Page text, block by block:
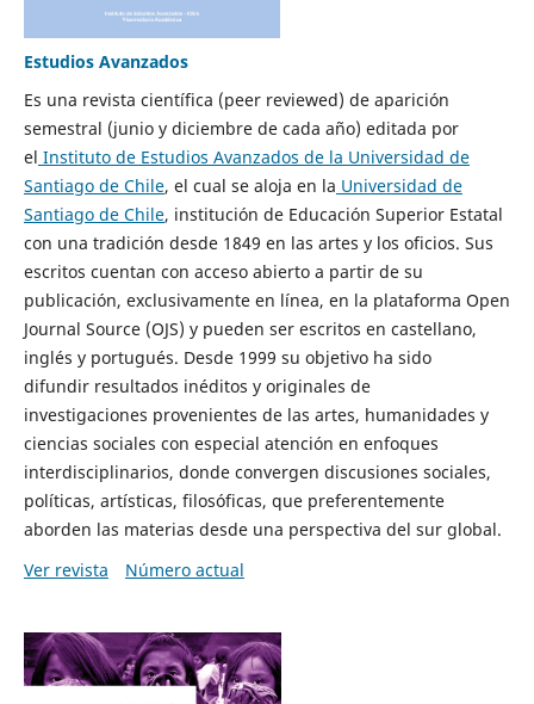
Estudios Avanzados
Es una revista científica (peer reviewed) de aparición
semestral (junio y diciembre de cada año) editada por
el Instituto de Estudios Avanzados de la Universidad de
Santiago de Chile, el cual se aloja en la Universidad de
Santiago de Chile, institución de Educación Superior Estatal
con una tradición desde 1849 en las artes y los oficios. Sus
escritos cuentan con acceso abierto a partir de su
publicación, exclusivamente en línea, en la plataforma Open
Journal Source (OJS) y pueden ser escritos en castellano,
inglés y portugués. Desde 1999 su objetivo ha sido
difundir resultados inéditos y originales de
investigaciones provenientes de las artes, humanidades y
ciencias sociales con especial atención en enfoques
interdisciplinarios, donde convergen discusiones sociales,
políticas, artísticas, filosóficas, que preferentemente
aborden las materias desde una perspectiva del sur global.
Ver revista
Número actual